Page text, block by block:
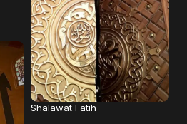
Shalawat Fatih